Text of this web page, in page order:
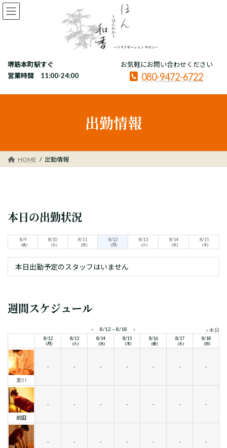
コ
ン
プ
ナ
ビ
動
堺筋本町駅すぐ
営業時間 11:00-24:00
お気軽にお問い合わせください
080-9472-6722
出勤情報
HOME 出勤情報
本日の出勤状況
8/9
(金)
8/10
(土)
8/11
(日)
8/12
(月)
8/13
(火)
8/14
(水)
8/15
(木)
本日出勤予定のスタッフはいません
週間スケジュール
« 8/12 ~ 8/18 » » 本日
8/12
(月)
8/13
(火)
8/14
(水)
8/15
(木)
8/16
(金)
8/17
(土)
8/18
(日)
夏川
- - - - - - -
前田
- - - - - - -
- - - - - - -